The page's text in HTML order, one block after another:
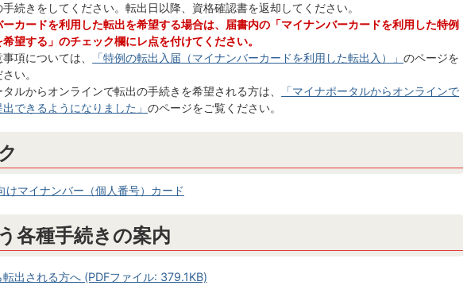
続きをしてください。転出日以降、資格確認書を返却してください。
ーカードを利用した転出を希望する場合は、届書内の「マイナンバーカードを利用した特例
望する」のチェック欄にレ点を付けてください。
項については、
「特例の転出入届（マイナンバーカードを利用した転出入）」のページを
い。
ルからオンラインで転出の手続きを希望される方は、
「マイナポータルからオンラインで
出できるようになりました」のページをご覧ください。
けマイナンバー（個人番号）カード
各種手続きの案内
出される方へ (PDFファイル: 379.1KB)